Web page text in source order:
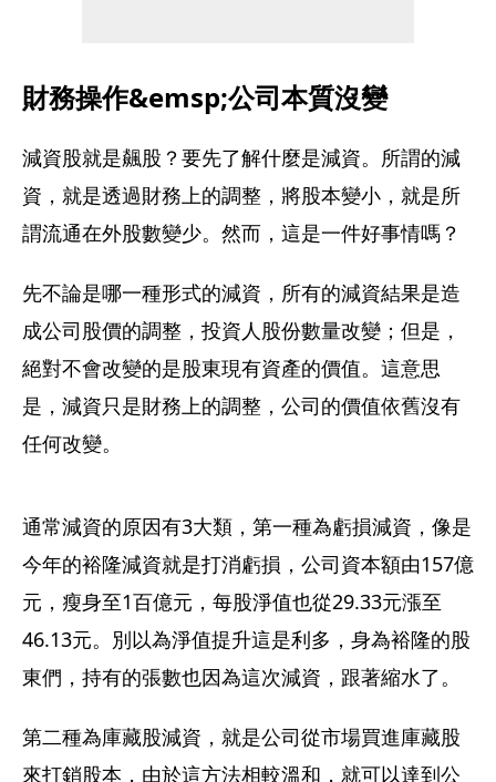
財務操作&emsp;公司本質沒變
減資股就是飆股？要先了解什麼是減資。所謂的減
資，就是透過財務上的調整，將股本變小，就是所
謂流通在外股數變少。然而，這是一件好事情嗎？
先不論是哪一種形式的減資，所有的減資結果是造
成公司股價的調整，投資人股份數量改變；但是，
絕對不會改變的是股東現有資產的價值。這意思
是，減資只是財務上的調整，公司的價值依舊沒有
任何改變。
通常減資的原因有3大類，第一種為虧損減資，像是
今年的裕隆減資就是打消虧損，公司資本額由157億
元，瘦身至1百億元，每股淨值也從29.33元漲至
46.13元。別以為淨值提升這是利多，身為裕隆的股
東們，持有的張數也因為這次減資，跟著縮水了。
第二種為庫藏股減資，就是公司從市場買進庫藏股
來打銷股本，由於這方法相較溫和，就可以達到公